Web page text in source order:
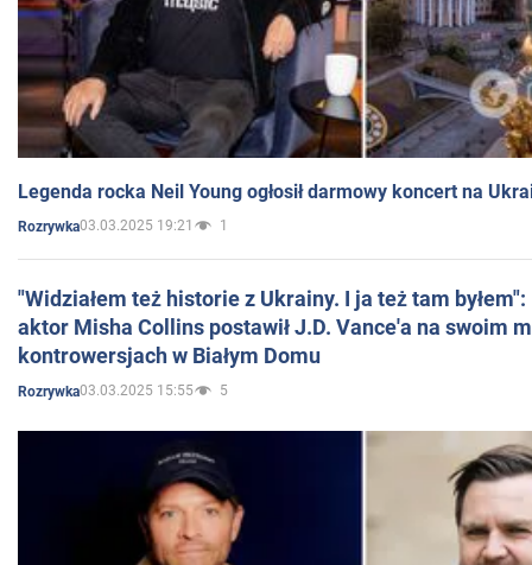
Legenda rocka Neil Young ogłosił darmowy koncert na
Rozrywka03.03.2025 19:21 1
"Widziałem też historie z Ukrainy. I ja też tam
aktor Misha Collins postawił J.D. Vance'a na swoim
kontrowersjach w Białym Domu
Rozrywka03.03.2025 15:55 5